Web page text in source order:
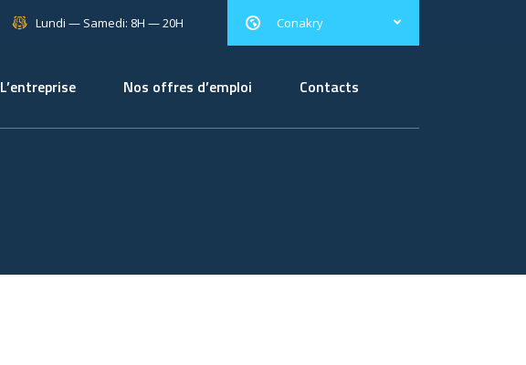
Conakry
Lundi — Samedi: 8H — 20H
L’entreprise Nos offres d’emploi Contacts